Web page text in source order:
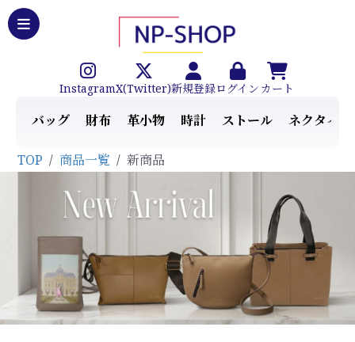
InstagramX(Twitter)新規登録ログイン カート
バッグ 財布 革小物 時計 ストール ネクタイ
TOP / 商品一覧 / 新商品